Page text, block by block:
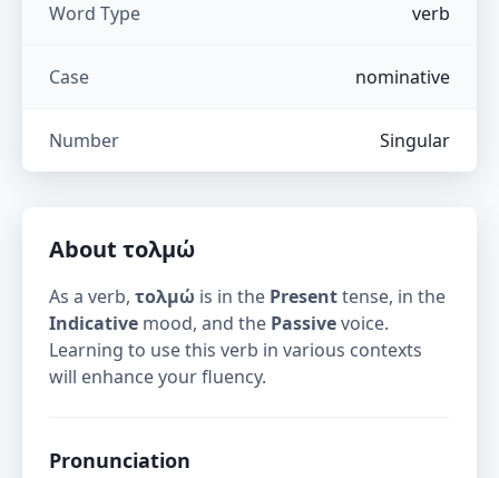
Word Type verb
Case nominative
Number Singular
About τολμώ
As a verb, τολμώ is in the Presenttense, in the
Indicative mood, and the Passivevoice.
Learning to use this verb in various contexts
will enhance your fluency.
Pronunciation